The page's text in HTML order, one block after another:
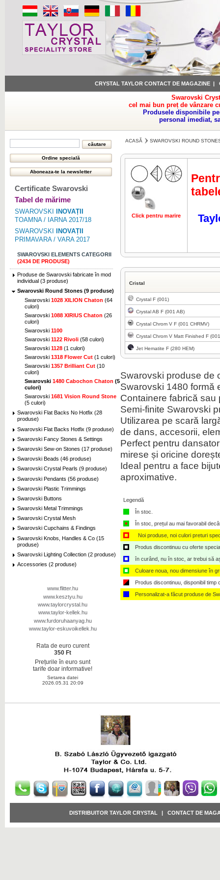
CRYSTAL TAYLOR CONTACT DE MAGAZINE |
Swarovski
cel mai bun preț de vânzare
Produsele disponibile
personal imediat,
Certificate Swarovski
Tabel de mărime
SWAROVSKI
INOVAȚII
TOAMNA / IARNA 2017/18
SWAROVSKI
INOVAȚII
PRIMAVARA / VARA 2017
SWAROVSKI ELEMENTS CATEGORII
(2434 DE PRODUSE)
Produse de Swarovski fabricate în mod
individual (3 produse)
Swarovski Round Stones (9 produse)
Swarovski 1028 XILION Chaton (64
culori)
Swarovski 1088 XIRIUS Chaton (26
culori)
Swarovski 1100
Swarovski 1122 Rivoli (58 culori)
Swarovski 1128 (1 culori)
Swarovski 1318 Flower Cut (1 culori)
Swarovski 1357 Brilliant Cut (10
culori)
Swarovski 1480 Cabochon Chaton (5
culori)
Swarovski 1681 Vision Round Stone
(5 culori)
Swarovski Flat Backs No Hotfix (28
produse)
Swarovski Flat Backs Hotfix (9 produse)
Swarovski Fancy Stones & Settings
Swarovski Sew-on Stones (17 produse)
Swarovski Beads (46 produse)
Swarovski Crystal Pearls (9 produse)
Swarovski Pendants (56 produse)
Swarovski Plastic Trimmings
Swarovski Buttons
Swarovski Metal Trimmings
Swarovski Crystal Mesh
Swarovski Cupchains & Findings
Swarovski Knobs, Handles & Co (15
produse)
Swarovski Lighting Collection (2 produse)
Accessories (2 produse)
www.flitter.hu
www.kesztyu.hu
www.taylorcrystal.hu
www.taylor-kellek.hu
www.furdoruhaanyag.hu
www.taylor-eskuvoikellek.hu
Rata de euro curent
350 Ft
Prețurile în euro sunt
tarife doar informative!
Setarea datei
2026.05.31 20:09
ACASĂ SWAROVSKI ROUND
Click pentru marire Click pentru
Cristal
Crystal F (001)
Crystal AB F (001 AB)
Crystal Chrom V F (001 CHRMV)
Crystal Chrom V Matt Finished F
Jet Hematite F (280 HEM)
Swarovski produse de
Swarovski 1480 formă
Containere fabrică sau
Semi-finite Swarovski
Utilizarea pe scară
de dans, accesorii,
Perfect pentru
mirese și oricine
Ideal pentru a face
aproximative.
Legendă
În stoc.
În stoc, prețul au mai favorabil
Noi produse, noi culori preturi
Produs discontinuu cu oferte
în curând, nu în stoc, ar trebui să
Culoare noua, nou dimensiune în
Produs discontinuu, disponibil timp
Personalizat-a făcut produse de
DISTRIBUITOR TAYLOR CRYSTAL CONTACT DE